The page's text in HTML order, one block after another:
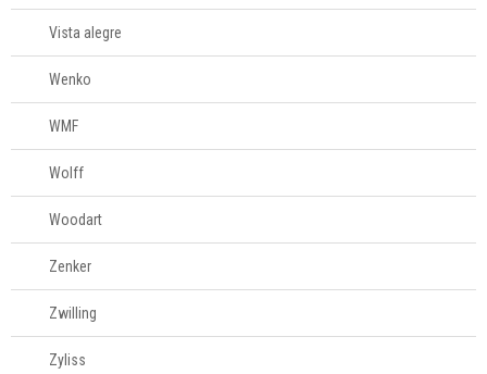
Vista alegre
Wenko
WMF
Wolff
Woodart
Zenker
Zwilling
Zyliss